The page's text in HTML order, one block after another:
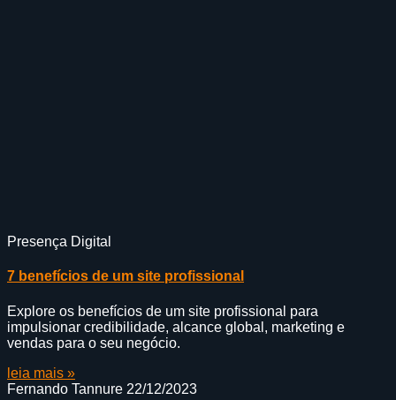
Presença Digital
7 benefícios de um site profissional
Explore os benefícios de um site profissional para
impulsionar credibilidade, alcance global, marketing e
vendas para o seu negócio.
leia mais »
Fernando Tannure 22/12/2023